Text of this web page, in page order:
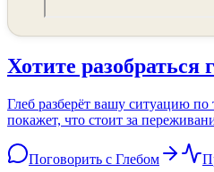
Хотите разобраться
Глеб разберёт вашу ситуацию по
покажет, что стоит за
Поговорить с Глебом